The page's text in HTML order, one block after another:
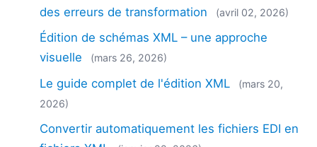
des erreurs de transformation
(avril 02, 2026)
Édition de schémas XML – une approche
visuelle
(mars 26, 2026)
Le guide complet de l'édition XML
(mars 20,
2026)
Convertir automatiquement les fichiers EDI en